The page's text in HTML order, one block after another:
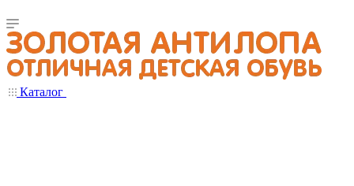
Каталог